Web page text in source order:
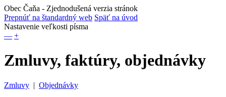
Obec Čaňa - Zjednodušená verzia stránok
Prepnúť na štandardný web Späť na úvod
Nastavenie veľkosti písma
— +
Zmluvy, faktúry, objednávky
Zmluvy | Objednávky